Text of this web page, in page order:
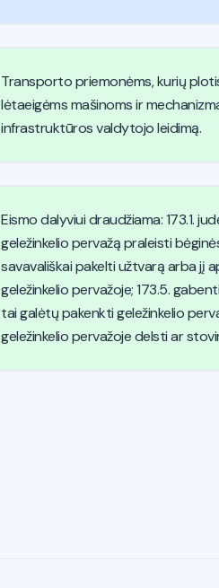
Transporto priemonėms, kurių
lėtaeigėms mašinoms ir
infrastruktūros valdytojo leidimą.
Eismo dalyviui draudžiama: 173.1.
geležinkelio pervažą praleisti
savavališkai pakelti užtvarą arba jį
geležinkelio pervažoje; 173.5.
tai galėtų pakenkti geležinkelio
geležinkelio pervažoje delsti ar